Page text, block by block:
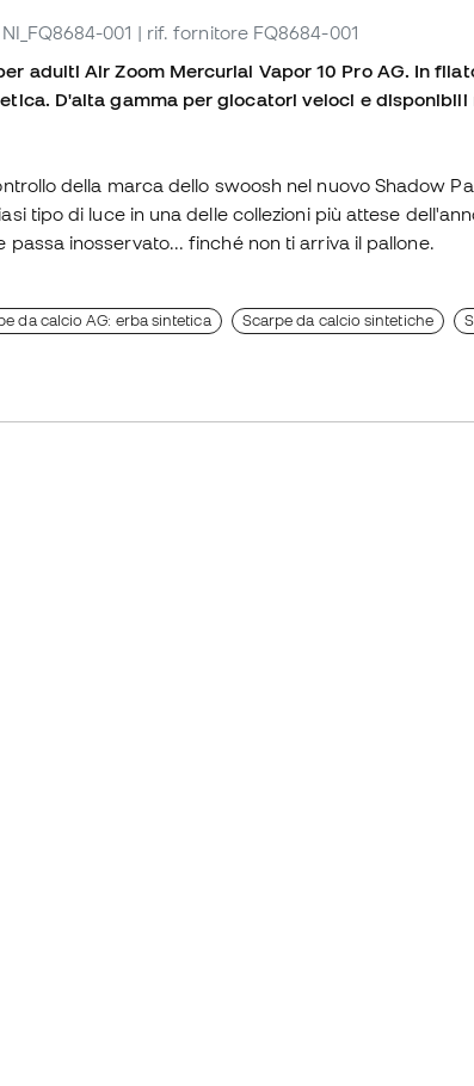
001 | rif. fornitore FQ8684-001
adulti Air Zoom Mercurial Vapor 10 Pro AG. In
D'alta gamma per giocatori veloci e disponibili
della marca dello swoosh nel nuovo Shadow
tipo di luce in una delle collezioni più attese
passa inosservato... finché non ti arriva il pallone.
da calcio AG: erba sintetica Scarpe da calcio sintetiche